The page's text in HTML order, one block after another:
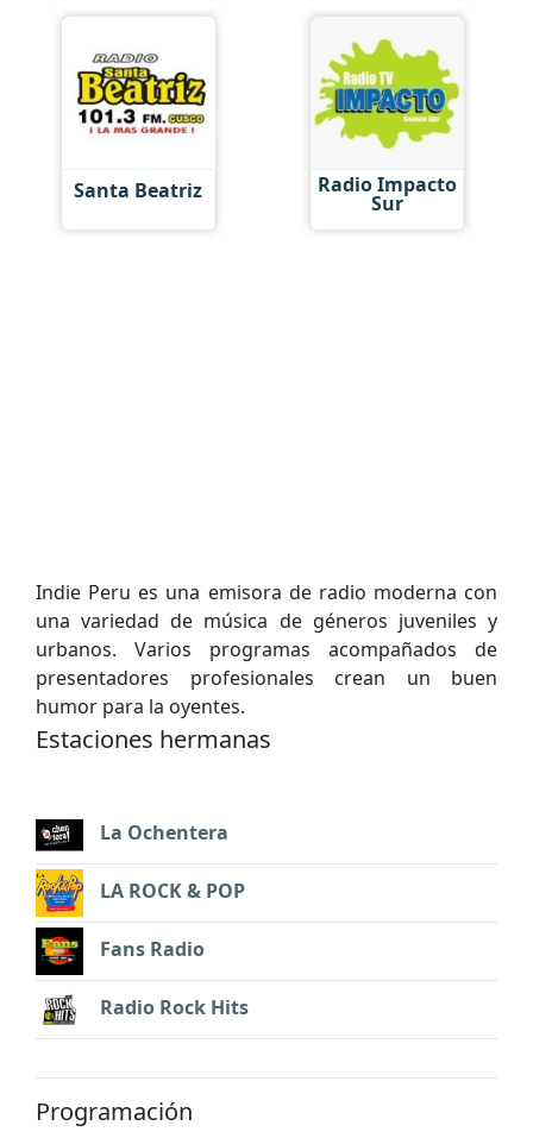
Santa Beatriz Radio Impacto
Sur
Indie Peru es una emisora de radio moderna con
una variedad de música de géneros juveniles y
urbanos. Varios programas acompañados de
presentadores profesionales crean un buen
humor para la oyentes.
Estaciones hermanas
La Ochentera
LA ROCK & POP
Fans Radio
Radio Rock Hits
Programación